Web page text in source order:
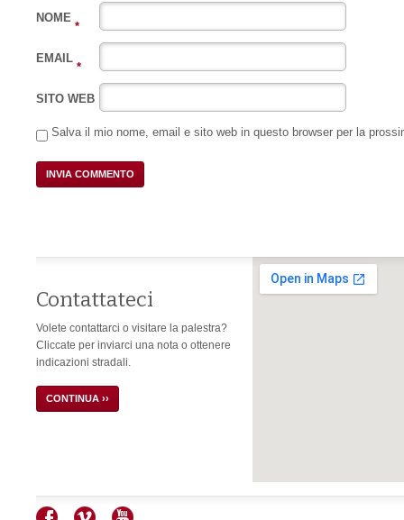
NOME
*
EMAIL
*
SITO WEB
Salva il mio nome, email e sito web in questo browser per la
Contattateci
Volete contattarci o visitare la palestra?
Cliccate per inviarci una nota o ottenere
indicazioni stradali.
CONTINUA ››